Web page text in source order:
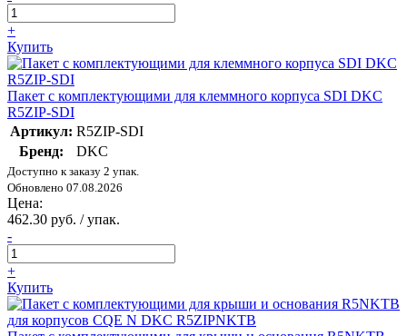
+
Купить
Пакет с комплектующими для клеммного корпуса SDI DKC
R5ZIP-SDI
Артикул: R5ZIP-SDI
Бренд:
DKC
Доступно к заказу 2 упак.
Обновлено 07.08.2026
Цена:
462.30 руб. / упак.
-
+
Купить